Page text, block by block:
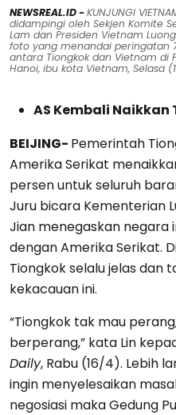
NEWSREAL.ID -KUNJUNGI
didampingi oleh Sekjen Komite
Lam dan Presiden Vietnam
foto yang menandai peringatan
antara Tiongkok dan Vietnam di
Hanoi, ibu kota Vietnam, Selasa
AS Kembali Naikkan
BEIJING- Pemerintah
Amerika Serikat
persen untuk seluruh
Juru bicara Kementerian
Jian menegaskan negara
dengan Amerika Serikat.
Tiongkok selalu jelas dan
kekacauan ini.
“Tiongkok tak mau
berperang,” kata Lin
Daily, Rabu (16/4). Lebih
ingin menyelesaikan
negosiasi maka Gedung